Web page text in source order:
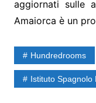
aggiornati sulle
Amaiorca è un
Hundredrooms
Istituto Spagnolo